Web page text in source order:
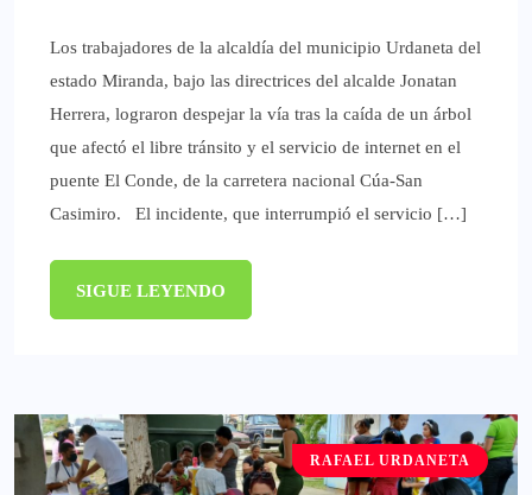
Los trabajadores de la alcaldía del municipio Urdaneta del
estado Miranda, bajo las directrices del alcalde Jonatan
Herrera, lograron despejar la vía tras la caída de un árbol
que afectó el libre tránsito y el servicio de internet en el
puente El Conde, de la carretera nacional Cúa-San
Casimiro. El incidente, que interrumpió el servicio […]
SIGUE LEYENDO
RAFAEL URDANETA